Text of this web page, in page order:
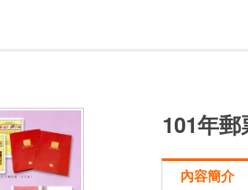
101年郵
內容簡介